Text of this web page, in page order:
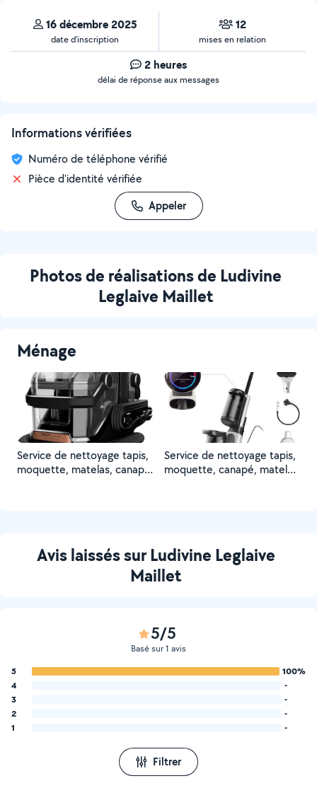
16 décembre 2025
date d’inscription
12
mises en relation
2 heures
délai de réponse aux messages
Informations vérifiées
Numéro de téléphone vérifié
Pièce d'identité vérifiée
Appeler
Photos de réalisations de Ludivine
Leglaive Maillet
Ménage
Service de nettoyage tapis,
moquette, matelas, canapé
Service de nettoyage tapis,
moquette, canapé, matelas
Avis laissés sur Ludivine Leglaive
Maillet
5/5
Basé sur 1 avis
5
100%
4
-
3
-
2
-
1
-
Filtrer